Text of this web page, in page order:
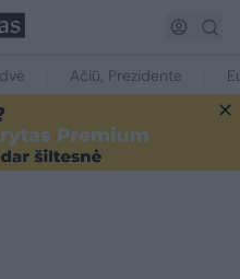
Ačiū, Prezidente